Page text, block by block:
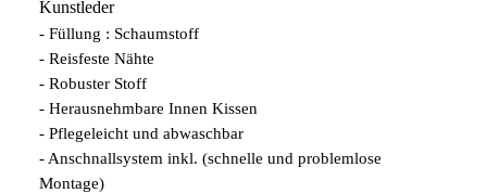
Kunstleder
- Füllung : Schaumstoff
- Reisfeste Nähte
- Robuster Stoff
- Herausnehmbare Innen Kissen
- Pflegeleicht und abwaschbar
- Anschnallsystem inkl. (schnelle und problemlose
Montage)